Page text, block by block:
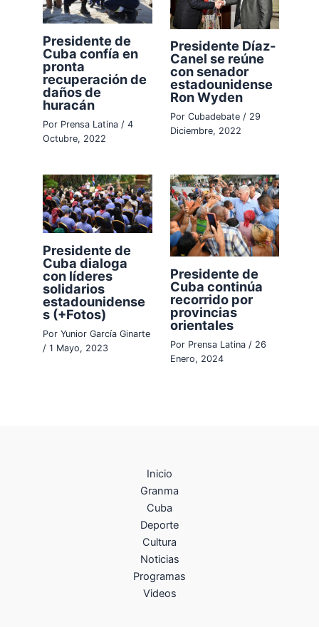
Presidente de
Cuba confía en
pronta
recuperación de
daños de
huracán
Por Prensa Latina/4
Octubre, 2022
Presidente Díaz-
Canel se reúne
con senador
estadounidense
Ron Wyden
Por Cubadebate / 29
Diciembre, 2022
Presidente de
Cuba dialoga
con líderes
solidarios
estadounidense
s (+Fotos)
PorYunior García Ginarte
/1 Mayo, 2023
Presidente de
Cuba continúa
recorrido por
provincias
orientales
Por Prensa Latina / 26
Enero, 2024
Inicio
Granma
Cuba
Deporte
Cultura
Noticias
Programas
Videos